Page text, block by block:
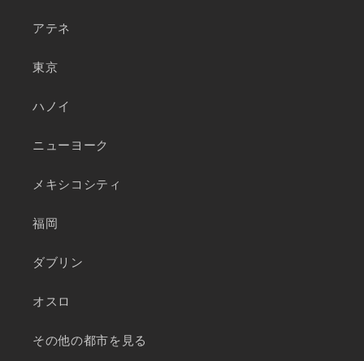
アテネ
東京
ハノイ
ニューヨーク
メキシコシティ
福岡
ダブリン
オスロ
その他の都市を見る